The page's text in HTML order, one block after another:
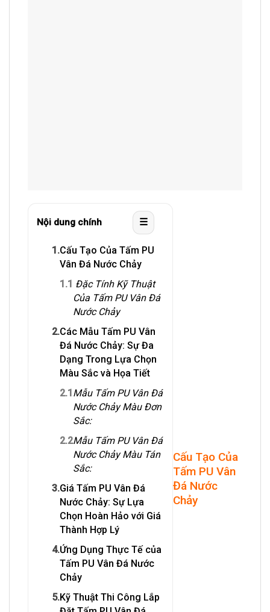
Nội dung chính ☰
1.Cấu Tạo Của Tấm PU
Vân Đá Nước Chảy
1.1 Đặc Tính Kỹ Thuật
Của Tấm PU Vân Đá
Nước Chảy
2.Các Mẫu Tấm PU Vân
Đá Nước Chảy: Sự Đa
Dạng Trong Lựa Chọn
Màu Sắc và Họa Tiết
2.1Mẫu Tấm PU Vân Đá
Nước Chảy Màu Đơn
Sắc:
2.2Mẫu Tấm PU Vân Đá
Nước Chảy Màu Tán
Sắc:
3.Giá Tấm PU Vân Đá
Nước Chảy: Sự Lựa
Chọn Hoàn Hảo với Giá
Thành Hợp Lý
4.Ứng Dụng Thực Tế của
Tấm PU Vân Đá Nước
Chảy
5.Kỹ Thuật Thi Công Lắp
Cấu Tạo Của
Tấm PU Vân
Đá Nước
Chảy